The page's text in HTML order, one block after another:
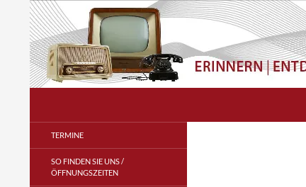
springen
TERMINE
SO FINDEN SIE UNS /
ÖFFNUNGSZEITEN